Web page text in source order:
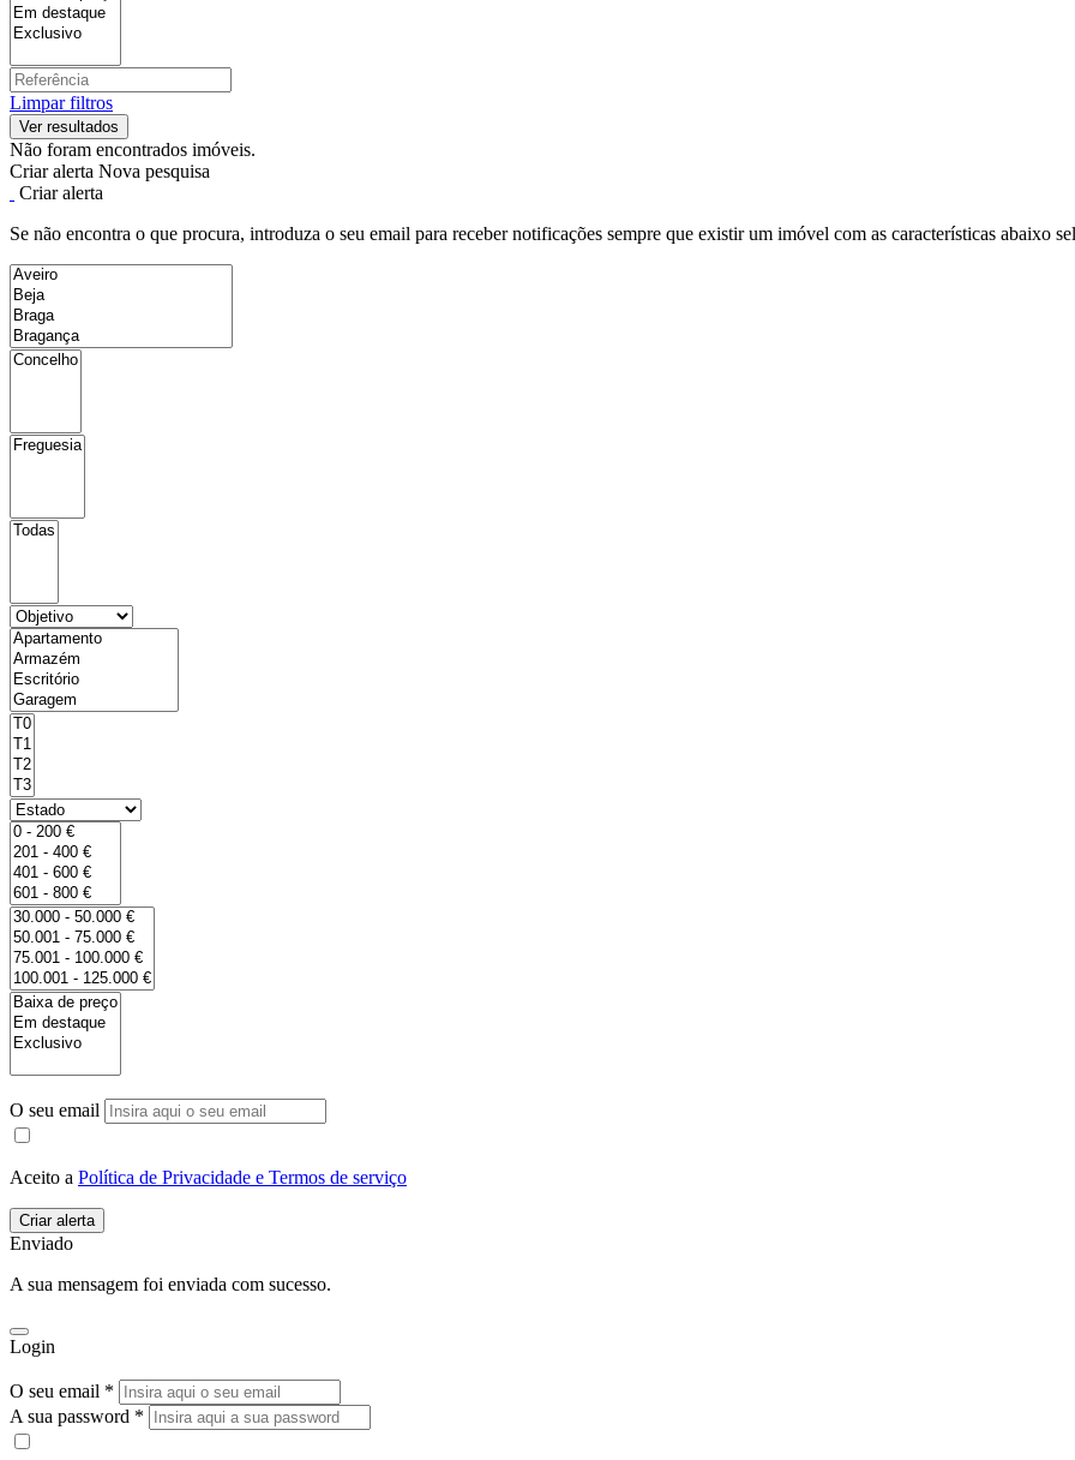
Limpar filtros
Não foram encontrados imóveis.
Criar alerta Nova pesquisa
Criar alerta
Se não encontra o que procura, introduza o seu email para receber notificações sempre que existir um imóvel com as características abaixo
O seu email
Aceito a Política de Privacidade e Termos de serviço
Enviado
A sua mensagem foi enviada com sucesso.
Login
O seu email *
A sua password *